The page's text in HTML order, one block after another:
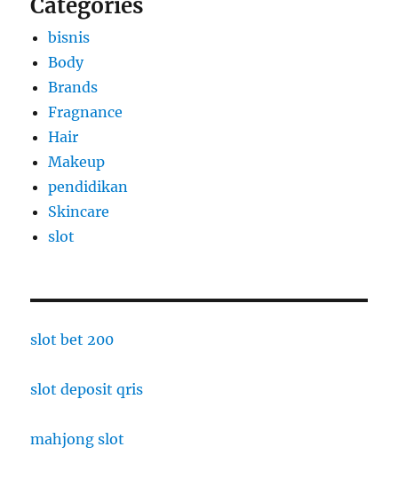
Categories
bisnis
Body
Brands
Fragnance
Hair
Makeup
pendidikan
Skincare
slot
slot bet 200
slot deposit qris
mahjong slot